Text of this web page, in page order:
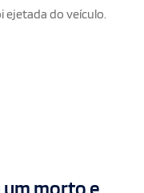
ejetada do veículo.